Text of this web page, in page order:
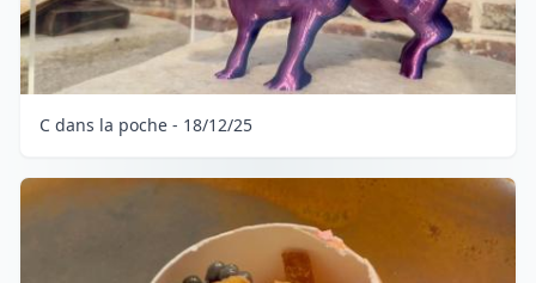
C dans la poche - 18/12/25